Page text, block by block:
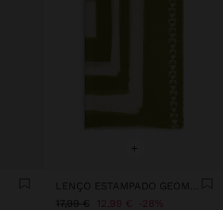
+
17,99 €
12,99 € 28%